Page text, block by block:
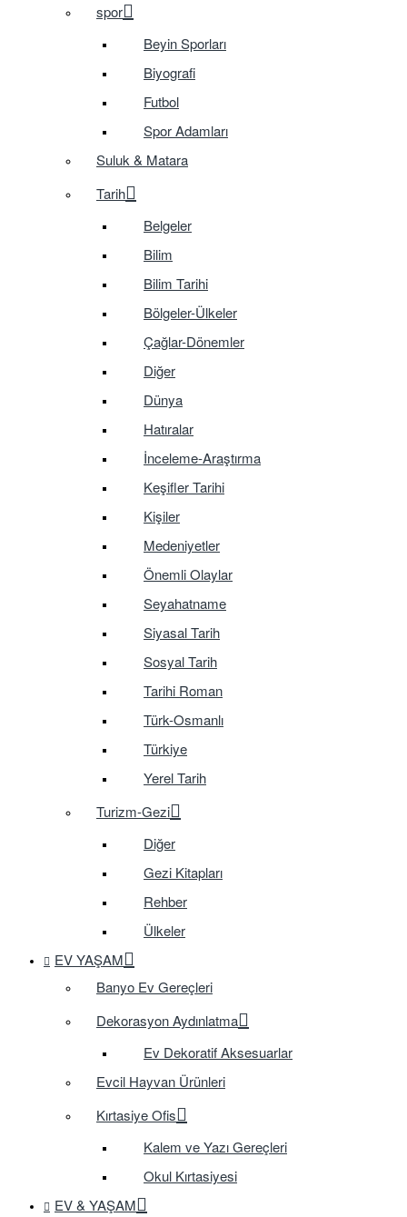
spor
Beyin Sporları
Biyografi
Futbol
Spor Adamları
Suluk & Matara
Tarih
Belgeler
Bilim
Bilim Tarihi
Bölgeler-Ülkeler
Çağlar-Dönemler
Diğer
Dünya
Hatıralar
İnceleme-Araştırma
Keşifler Tarihi
Kişiler
Medeniyetler
Önemli Olaylar
Seyahatname
Siyasal Tarih
Sosyal Tarih
Tarihi Roman
Türk-Osmanlı
Türkiye
Yerel Tarih
Turizm-Gezi
Diğer
Gezi Kitapları
Rehber
Ülkeler
EV YAŞAM
Banyo Ev Gereçleri
Dekorasyon Aydınlatma
Ev Dekoratif Aksesuarlar
Evcil Hayvan Ürünleri
Kırtasiye Ofis
Kalem ve Yazı Gereçleri
Okul Kırtasiyesi
EV & YAŞAM